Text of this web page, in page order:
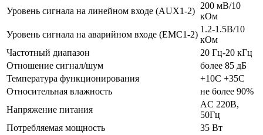
Уровень сигнала на линейном входе (AUX1-2)
200 мВ/10
кОм
Уровень сигнала на аварийном входе (EMC1-2)
1.2-1.5В/10
кОм
Частотный диапазон
20 Гц-20 кГц
Отношение сигнал/шум
более 85 дБ
Температура функционирования
+10С +35С
Относительная влажность
не более 90%
Напряжение питания
AC 220В,
50Гц
Потребляемая мощность
35 Вт